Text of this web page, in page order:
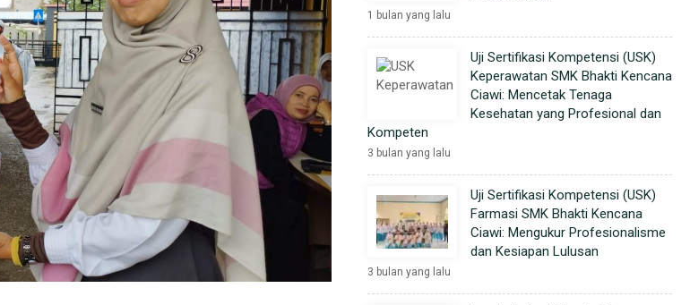
1 bulan yang lalu
Uji Sertifikasi Kompetensi (USK)
Keperawatan SMK Bhakti Kencana
Ciawi: Mencetak Tenaga
Kesehatan yang Profesional dan
Kompeten
3 bulan yang lalu
Uji Sertifikasi Kompetensi (USK)
Farmasi SMK Bhakti Kencana
Ciawi: Mengukur Profesionalisme
dan Kesiapan Lulusan
3 bulan yang lalu